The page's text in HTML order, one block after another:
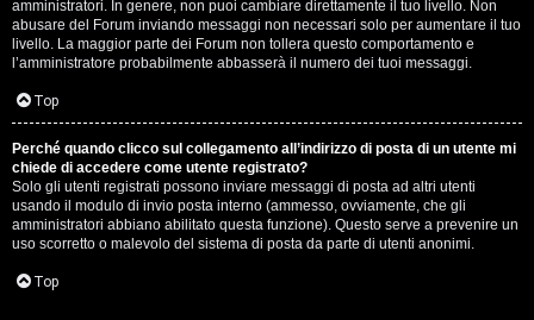
amministratori. In genere, non puoi cambiare direttamente il tuo livello. Non
abusare del Forum inviando messaggi non necessari solo per aumentare il tuo
livello. La maggior parte dei Forum non tollera questo comportamento e
l’amministratore probabilmente abbasserà il numero dei tuoi messaggi.
Top
Perché quando clicco sul collegamento all’indirizzo di posta di un utente mi
chiede di accedere come utente registrato?
Solo gli utenti registrati possono inviare messaggi di posta ad altri utenti
usando il modulo di invio posta interno (ammesso, ovviamente, che gli
amministratori abbiano abilitato questa funzione). Questo serve a prevenire un
uso scorretto o malevolo del sistema di posta da parte di utenti anonimi.
Top
o
P
l
a
n
e
t